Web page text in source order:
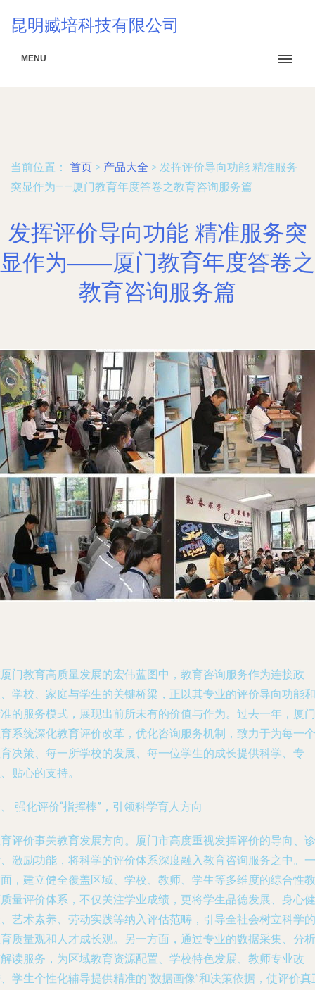
昆明臧培科技有限公司
MENU
当前位置： 首页 > 产品大全 > 发挥评价导向功能 精准服务
突显作为——厦门教育年度答卷之教育咨询服务篇
发挥评价导向功能 精准服务突
显作为——厦门教育年度答卷之
教育咨询服务篇
门教育高质量发展的宏伟蓝图中，教育咨询服务作为连接政
学校、家庭与学生的关键桥梁，正以其专业的评价导向功能和
的服务模式，展现出前所未有的价值与作为。过去一年，厦门
系统深化教育评价改革，优化咨询服务机制，致力于为每一个
决策、每一所学校的发展、每一位学生的成长提供科学、专
贴心的支持。
强化评价“指挥棒”，引领科学育人方向
评价事关教育发展方向。厦门市高度重视发挥评价的导向、诊
激励功能，将科学的评价体系深度融入教育咨询服务之中。一
，建立健全覆盖区域、学校、教师、学生等多维度的综合性教
量评价体系，不仅关注学业成绩，更将学生品德发展、身心健
艺术素养、劳动实践等纳入评估范畴，引导全社会树立科学的
质量观和人才成长观。另一方面，通过专业的数据采集、分析
读服务，为区域教育资源配置、学校特色发展、教师专业改
学生个性化辅导提供精准的“数据画像”和决策依据，使评价真